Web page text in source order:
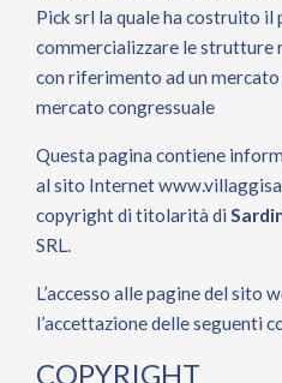
Pick srl la quale ha costruito
commercializzare le strutture
con riferimento ad un mercato
mercato congressuale
Questa pagina contiene
al sito Internet
copyright di titolarità di
SRL.
L’accesso alle pagine del sito
l’accettazione delle seguenti
COPYRIGHT